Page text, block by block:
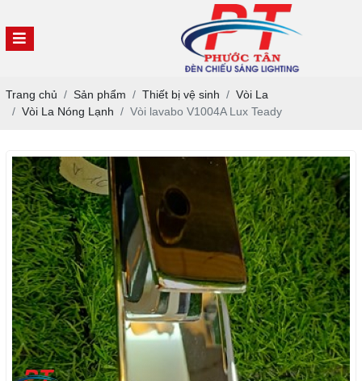
Trang chủ Sản phẩm Thiết bị vệ sinh
Vòi La
Vòi La Nóng Lạnh
Vòi lavabo V1004A Lux Teady